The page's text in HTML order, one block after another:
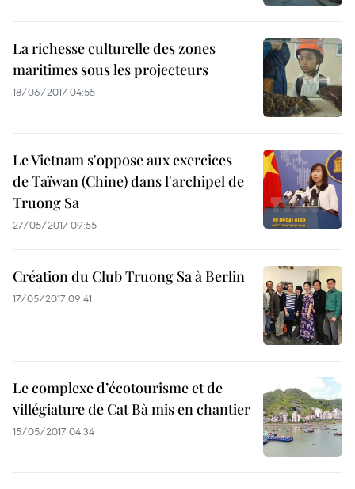
La richesse culturelle des zones
maritimes sous les projecteurs
18/06/2017 04:55
Le Vietnam s'oppose aux exercices
de Taïwan (Chine) dans l'archipel de
Truong Sa
27/05/2017 09:55
Création du Club Truong Sa à Berlin
17/05/2017 09:41
Le complexe d’écotourisme et de
villégiature de Cat Bà mis en chantier
15/05/2017 04:34